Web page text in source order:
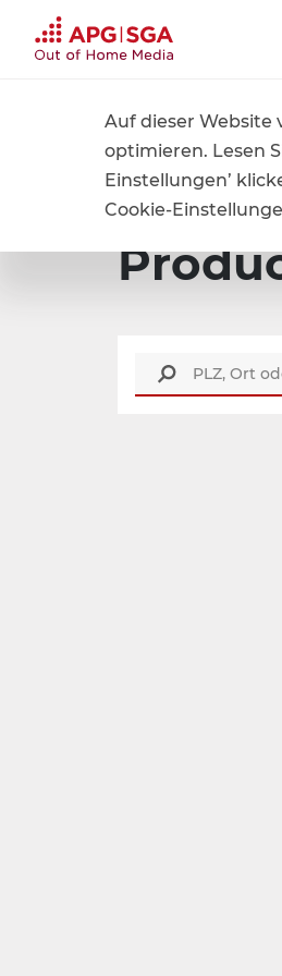
Produkte und Preise
Auf dieser Website
optimieren. Lesen
Einstellungen’
Cookie-